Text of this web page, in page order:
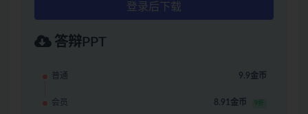
登录后下载
答辩PPT
普通 9.9金币
会员 8.91金币 9折